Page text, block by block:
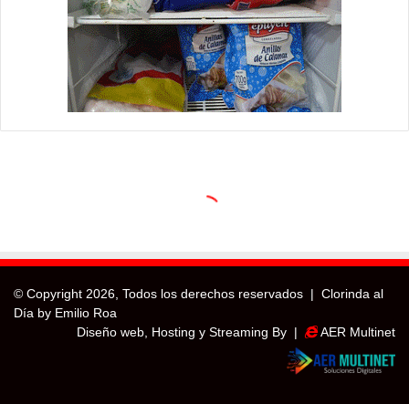
© Copyright 2026, Todos los derechos reservados | Clorinda al
Día by Emilio Roa
Diseño web, Hosting y Streaming By |
AER Multinet